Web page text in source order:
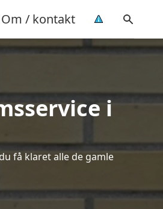
Om / kontakt
i
få klaret alle de gamle